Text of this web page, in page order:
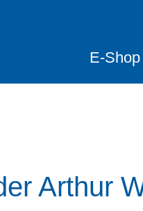
E-Shop
Arthur